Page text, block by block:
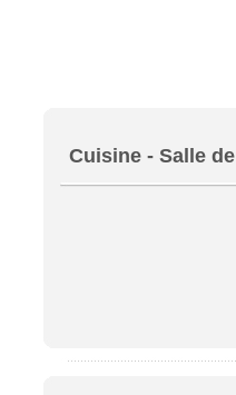
Cuisine - Salle